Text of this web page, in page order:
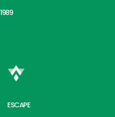
1989
ESCAPE